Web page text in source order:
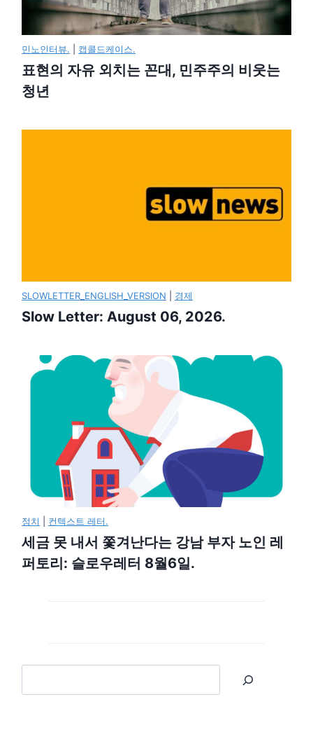
민노인터뷰. 캡콜드케이스.
표현의 자유 외치는 꼰대, 민주주의 비웃는
청년
SLOWLETTER_ENGLISH_VERSION 경제
Slow Letter: August 06, 2026.
정치 컨텍스트 레터.
세금 못 내서 쫓겨난다는 강남 부자 노인 레
퍼토리: 슬로우레터 8월6일.